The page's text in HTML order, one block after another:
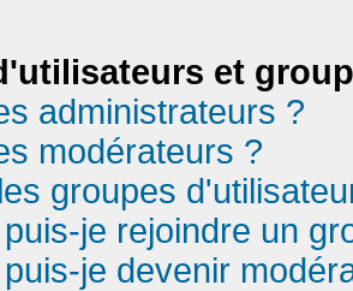
et
administrateurs ?
modérateurs ?
groupes
je rejoindre un
je devenir